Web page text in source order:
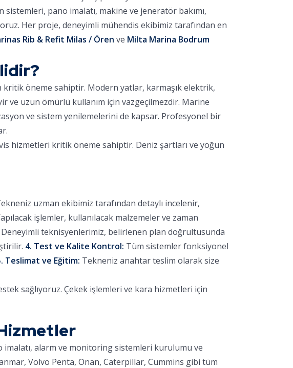
pano imalatı, makine ve jeneratör bakımı,
Her proje, deneyimli mühendis ekibimiz tarafından en
Rib & Refit Milas / Ören ve Milta Marina Bodrum
kritik öneme sahiptir. Modern yatlar, karmaşık elektrik,
ve uzun ömürlü kullanım için vazgeçilmezdir. Marine
ve sistem yenilemelerini de kapsar. Profesyonel bir
hizmetleri kritik öneme sahiptir. Deniz şartları ve yoğun
uzman ekibimiz tarafından detaylı incelenir,
işlemler, kullanılacak malzemeler ve zaman
Deneyimli teknisyenlerimiz, belirlenen plan doğrultusunda
4. Test ve Kalite Kontrol: Tüm sistemler fonksiyonel
Teslimat ve Eğitim: Tekneniz anahtar teslim olarak size
sağlıyoruz. Çekek işlemleri ve kara hizmetleri için
alarm ve monitoring sistemleri kurulumu ve
Volvo Penta, Onan, Caterpillar, Cummins gibi tüm